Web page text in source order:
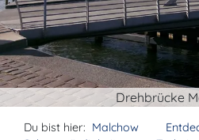
Drehbrücke
Du bist hier: Malchow